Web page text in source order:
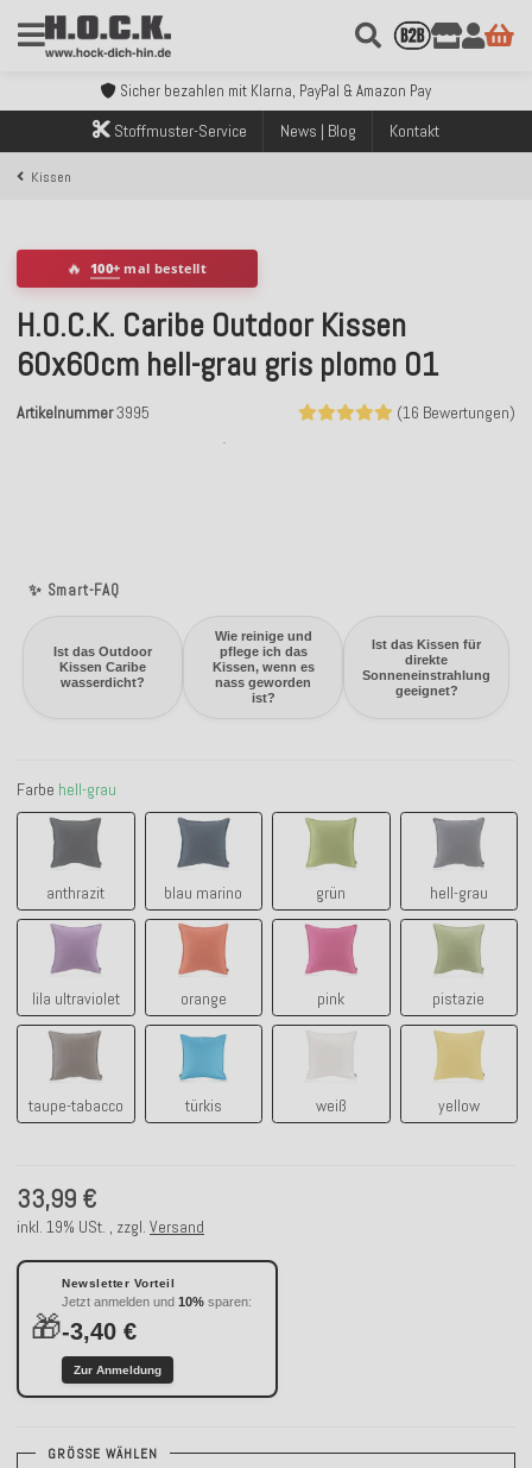
Kostenloser Versand innerhalb Deutschlands ab 99€ Bestellwert
Sicher bezahlen mit Klarna, PayPal & Amazon Pay
Kostenloser Versand innerhalb Deutschlands ab 99€ Bestellwert
Über 120.000 erfolgreich versendete Bestellungen
Sicher bezahlen mit Klarna, PayPal & Amazon Pay
Kostenloser Versand innerhalb Deutschlands ab 99€ Bestellwert
Stoffmuster-Service News | Blog Kontakt
Kissen
✨ Smart-FAQ
Ist das Outdoor
Kissen Caribe
wasserdicht?
Wie reinige und
pflege ich das
Kissen, wenn es
nass geworden
ist?
Ist das Kissen für
direkte
Sonneneinstrahlung
geeignet?
🔥 100+ mal bestellt
H.O.C.K. Caribe Outdoor Kissen
60x60cm hell-grau gris plomo 01
(16 Bewertungen)
Artikelnummer3995
Farbe hell-grau
anthrazit
anthrazit
blau marino
blau marino
grün
grün
hell-grau
hell-grau
lila ultraviolet
lila ultraviolet
orange
orange
pink
pink
pistazie
pistazie
taupe-tabacco
taupe-tabacco
türkis
türkis
weiß
weiß
yellow
yellow
33,99 €
inkl. 19% USt. , zzgl. Versand
🎁
Newsletter Vorteil
Jetzt anmelden und 10% sparen:
-3,40 €
Zur Anmeldung
GRÖSSE WÄHLEN